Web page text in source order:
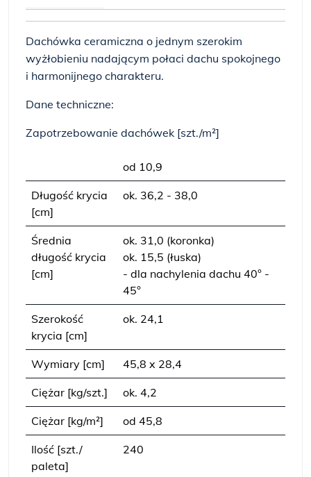
Dachówka ceramiczna o jednym szerokim
wyżłobieniu nadającym połaci dachu spokojnego
i harmonijnego charakteru.
Dane techniczne:
Zapotrzebowanie dachówek [szt./m²]
od 10,9
Długość krycia
[cm]
ok. 36,2 - 38,0
Średnia
długość krycia
[cm]
ok. 31,0 (koronka)
ok. 15,5 (łuska)
- dla nachylenia dachu 40° -
45°
Szerokość
krycia [cm]
ok. 24,1
Wymiary [cm] 45,8 x 28,4
Ciężar [kg/szt.] ok. 4,2
Ciężar [kg/m²] od 45,8
Ilość [szt./
paleta]
240